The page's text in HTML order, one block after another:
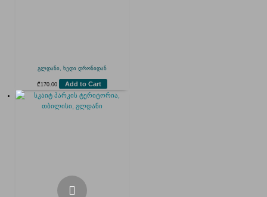
გლდანი, ხედი დრონიდან
₾ 170.00 Add to Cart